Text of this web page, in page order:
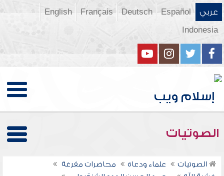
عربي Español
Deutsch
Français
English
Indonesia
الصوتيات
الصوتيات علماء ودعاة
محاضرات مفرغة